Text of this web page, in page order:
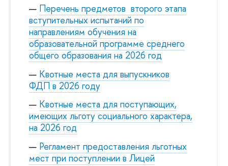
Перечень предметов второго этапа
вступительных испытаний по
направлениям обучения на
образовательной программе среднего
общего образования на 2026 год
Квотные места для выпускников
ФДП в 2026 году
Квотные места для поступающих,
имеющих льготу социального характера,
на 2026 год
Регламент предоставления льготных
мест при поступлении в Лицей